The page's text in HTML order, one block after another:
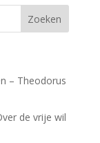
– Theodorus
de vrije wil